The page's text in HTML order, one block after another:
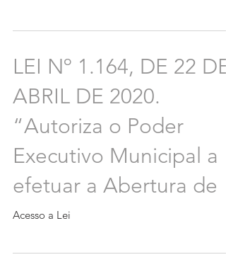
LEI Nº 1.164, DE 22 DE
ABRIL DE 2020.
“Autoriza o Poder
Executivo Municipal a
efetuar a Abertura de
Acesso a Lei